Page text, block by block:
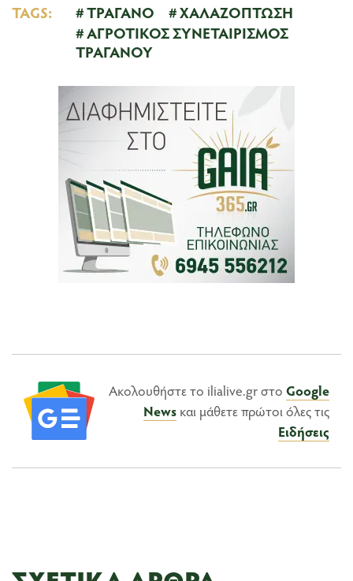
TAGS: ΤΡΑΓΑΝΟ
ΧΑΛΑΖΟΠΤΩΣΗ
ΑΓΡΟΤΙΚΟΣ ΣΥΝΕΤΑΙΡΙΣΜΟΣ
ΤΡΑΓΑΝΟΥ
Ακολουθήστε το ilialive.gr στο Google
News και μάθετε πρώτοι όλες τις
Ειδήσεις